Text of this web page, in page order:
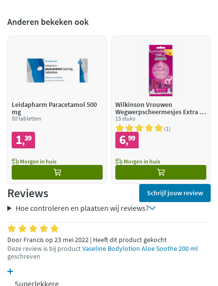
Anderen bekeken ook
Leidapharm Paracetamol 500
mg
50 tabletten
1,39
Morgen in huis
Wilkinson Vrouwen
Wegwerpscheermesjes Extra 2
Beauty
15 stuks
1
6,99
Morgen in huis
Reviews Schrijf jouw review
Hoe controleren en plaatsen wij reviews?
Door Francis op 23 mei 2022 | Heeft dit product gekocht
Deze review is bij productVaseline Bodylotion Aloe Soothe 200 ml
geschreven
Superlekkere